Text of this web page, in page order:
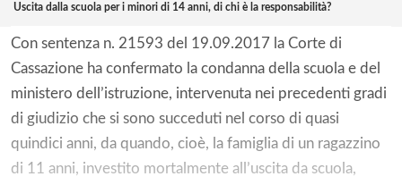
Uscita dalla scuola per i minori di 14 anni, di chi è la responsabilità?
Con sentenza n. 21593 del 19.09.2017 la Corte di
Cassazione ha confermato la condanna della scuola e del
ministero dell’istruzione, intervenuta nei precedenti gradi
di giudizio che si sono succeduti nel corso di quasi
quindici anni, da quando, cioè, la famiglia di un ragazzino
di 11 anni, investito mortalmente all’uscita da scuola,